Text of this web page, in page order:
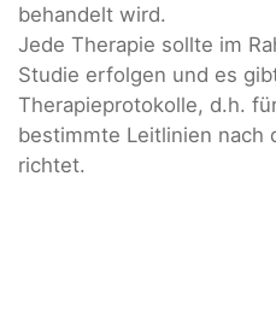
behandelt wird.
Jede Therapie sollte im
Studie erfolgen und es
Therapieprotokolle, d.h.
bestimmte Leitlinien nach
richtet.